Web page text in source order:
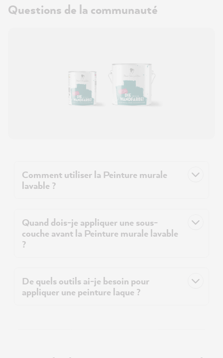
Questions de la communauté
Comment utiliser la Peinture murale
lavable ?
Quand dois-je appliquer une sous-
couche avant la Peinture murale lavable
?
De quels outils ai-je besoin pour
appliquer une peinture laque ?